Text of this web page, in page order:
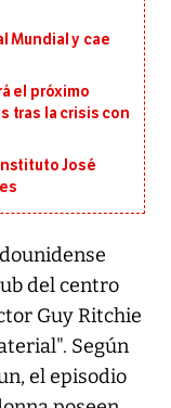
Mundial y cae
el próximo
tras la crisis con
José
del centro
Guy Ritchie
Según
el episodio